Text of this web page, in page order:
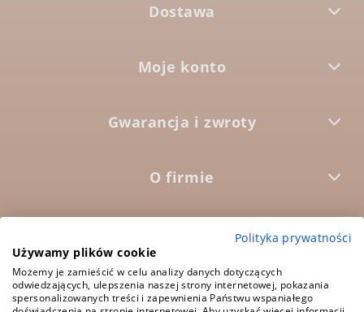
Dostawa
Moje konto
Gwarancja i zwroty
O firmie
Średnia ocena:5.0
1573 opinii
Polityka prywatności
Używamy plików cookie
Możemy je zamieścić w celu analizy danych dotyczących
odwiedzających, ulepszenia naszej strony internetowej, pokazania
spersonalizowanych treści i zapewnienia Państwu wspaniałego